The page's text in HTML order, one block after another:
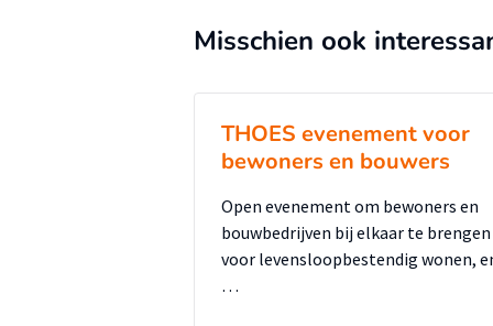
Het onderzoek zal zich daarom
indicatie van de
verminderen van het maken
consument beter te kunnen
verhogen wordt een
zich in een lijst waarin
verduurzamingsmaatregelen
Misschien ook
THOES evenement voor
bewoners en bouwers
Open evenement om bewoners en
bouwbedrijven bij elkaar te brengen
voor levensloopbestendig wonen,
…